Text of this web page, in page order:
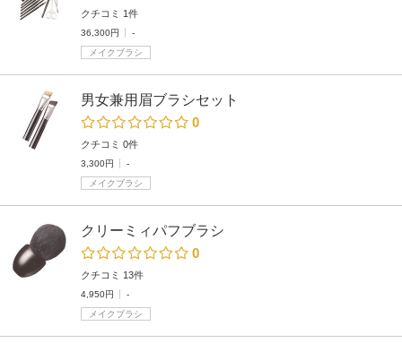
クチコミ 1件
36,300円
-
メイクブラシ
男女兼用眉ブラシセット
0
クチコミ 0件
3,300円
-
メイクブラシ
クリーミィパフブラシ
0
クチコミ 13件
4,950円
-
メイクブラシ